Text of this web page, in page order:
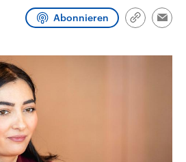
aus
Parteien
den mächtigsten Ländern
mit großem Einfluss auf
aktuelle Weltgeschehen.
Abonnieren
Link